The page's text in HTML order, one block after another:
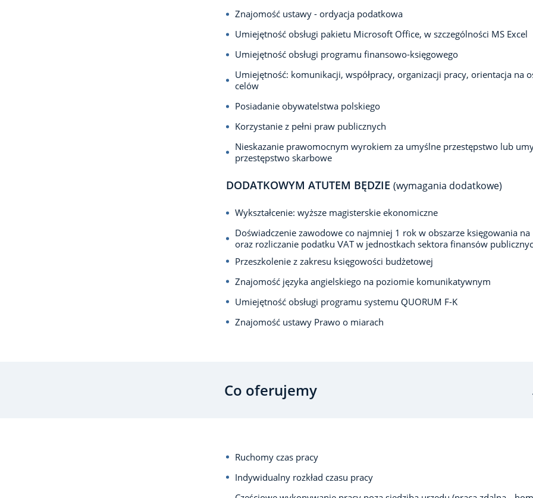
Znajomość ustawy - ordyacja podatkowa
Umiejętność obsługi pakietu Microsoft Office, w szczególności MS Excel
Umiejętność obsługi programu finansowo-księgowego
Umiejętność: komunikacji, współpracy, organizacji pracy, orientacja na
celów
Posiadanie obywatelstwa polskiego
Korzystanie z pełni praw publicznych
Nieskazanie prawomocnym wyrokiem za umyślne przestępstwo lub
przestępstwo skarbowe
DODATKOWYM ATUTEM BĘDZIE (wymagania dodatkowe)
Wykształcenie: wyższe magisterskie ekonomiczne
Doświadczenie zawodowe co najmniej 1 rok w obszarze księgowania
oraz rozliczanie podatku VAT w jednostkach sektora finansów
Przeszkolenie z zakresu księgowości budżetowej
Znajomość języka angielskiego na poziomie komunikatywnym
Umiejętność obsługi programu systemu QUORUM F-K
Znajomość ustawy Prawo o miarach
Co oferujemy
Ruchomy czas pracy
Indywidualny rozkład czasu pracy